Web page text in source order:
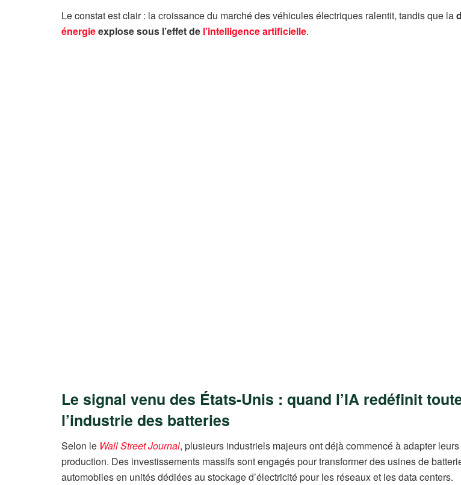
Le constat est clair : la croissance du marché des véhicules électriques ralentit, tandis que la
énergieexplose sous l’effet de l’intelligence artificielle.
Le signal venu des États-Unis : quand l’IA redéfinit
l’industrie des batteries
Selon le Wall Street Journal, plusieurs industriels majeurs ont déjà commencé à adapter
production. Des investissements massifs sont engagés pour transformer des usines de
automobiles en unités dédiées au stockage d’électricité pour les réseaux et les data centers.